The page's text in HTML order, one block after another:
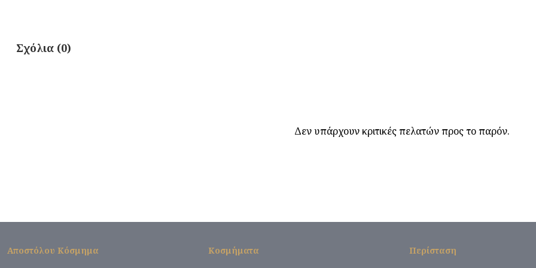
Σχόλια (0)
Δεν υπάρχουν κριτικές πελατών προς το παρόν.
Αποστόλου Κόσμημα Κοσμήματα Περίσταση